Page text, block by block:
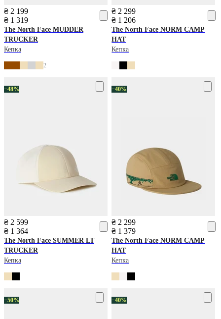
₴ 2 199
₴ 1 319
The North Face MUDDER
TRUCKER
Кепка
2
₴ 2 299
₴ 1 206
The North Face NORM CAMP
HAT
Кепка
−48%
₴ 2 599
₴ 1 364
The North Face SUMMER LT
TRUCKER
Кепка
−40%
₴ 2 299
₴ 1 379
The North Face NORM CAMP
HAT
Кепка
−50% −40%